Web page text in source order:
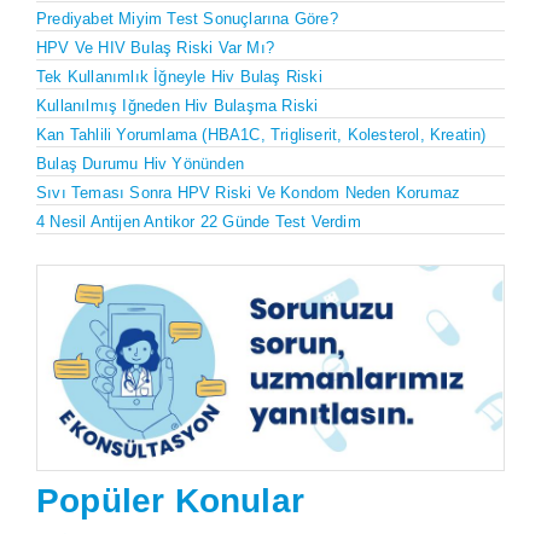
Prediyabet Miyim Test Sonuçlarına Göre?
HPV Ve HIV Bulaş Riski Var Mı?
Tek Kullanımlık İğneyle Hiv Bulaş Riski
Kullanılmış Iğneden Hiv Bulaşma Riski
Kan Tahlili Yorumlama (HBA1C, Trigliserit, Kolesterol, Kreatin)
Bulaş Durumu Hiv Yönünden
Sıvı Teması Sonra HPV Riski Ve Kondom Neden Korumaz
4 Nesil Antijen Antikor 22 Günde Test Verdim
Popüler Konular